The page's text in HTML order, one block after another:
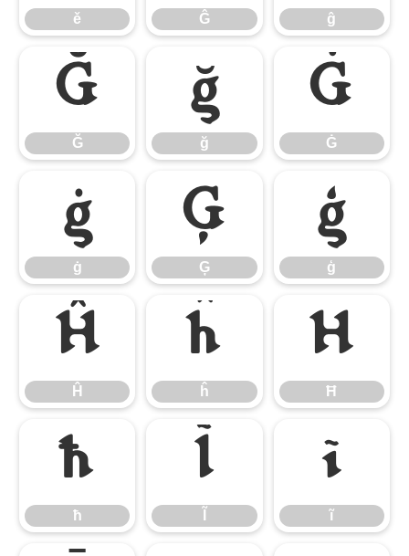
ě Ĝ ĝ
Ğ
Ğ
ğ
ğ
Ġ
Ġ
ġ
ġ
Ģ
Ģ
ģ
ģ
Ĥ
Ĥ
ĥ
ĥ
Ħ
Ħ
ħ
ħ
Ĩ ĩ
ĩ